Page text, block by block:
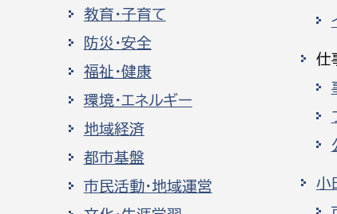
教育・子育て
防災・安全
福祉・健康
環境・エネルギー
地域経済
都市基盤
市民活動・地域運営
仕
小